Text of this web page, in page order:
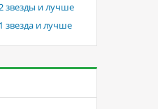
звезды и лучше
1 звезда и лучше